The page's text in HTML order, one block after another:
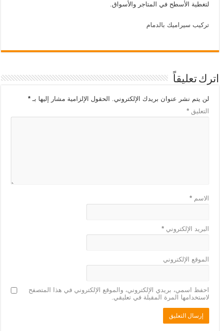
لتغطية الأسطح في المتاجر والأسواق.
تركيب سيراميك بالدمام
اترك تعليقاً
لن يتم نشر عنوان بريدك الإلكتروني. الحقول الإلزامية مشار إليها بـ*
التعليق*
الاسم*
البريد الإلكتروني*
الموقع الإلكتروني
احفظ اسمي، بريدي الإلكتروني، والموقع الإلكتروني في هذا المتصفح
لاستخدامها المرة المقبلة في تعليقي.